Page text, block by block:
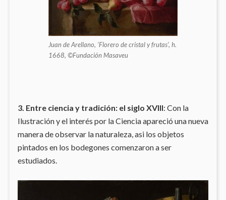
Juan de Arellano, ‘Florero de cristal y frutas’, h.
1668, ©Fundación Masaveu
3. Entre ciencia y tradición: el siglo XVIII: Con la
Ilustración y el interés por la Ciencia apareció una nueva
manera de observar la naturaleza, asi los objetos
pintados en los bodegones comenzaron a ser
estudiados.